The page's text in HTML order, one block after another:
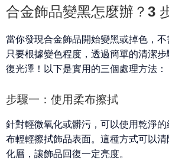
合金飾品變黑怎麼辦？3
當你發現合金飾品開始變黑或掉色，
只要根據變色程度，透過簡單的清潔
復光澤！以下是實用的三個處理方法：
步驟一：使用柔布擦拭
針對輕微氧化或髒污 ，可以使用乾淨
布輕輕擦拭飾品表面。這種方式可以
化層，讓飾品回復一定亮度。